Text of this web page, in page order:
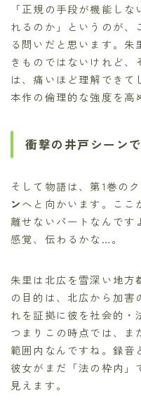
「正規の手段が機能し
れるのか」というのが、
る問いだと思います。
きものではないけれど、
は、痛いほど理解でき
本作の倫理的な強度を高
衝撃の井戸シーン
そして物語は、第1巻の
ンへと向かいます。ここ
離せないパートなんです
感覚、伝わるかな…。
朱里は北広を雪深い地方
の目的は、北広から加害
れを証拠に彼を社会的・
つまりこの時点では、ま
範囲内なんですね。録音
彼女がまだ「法の枠内」
見えます。